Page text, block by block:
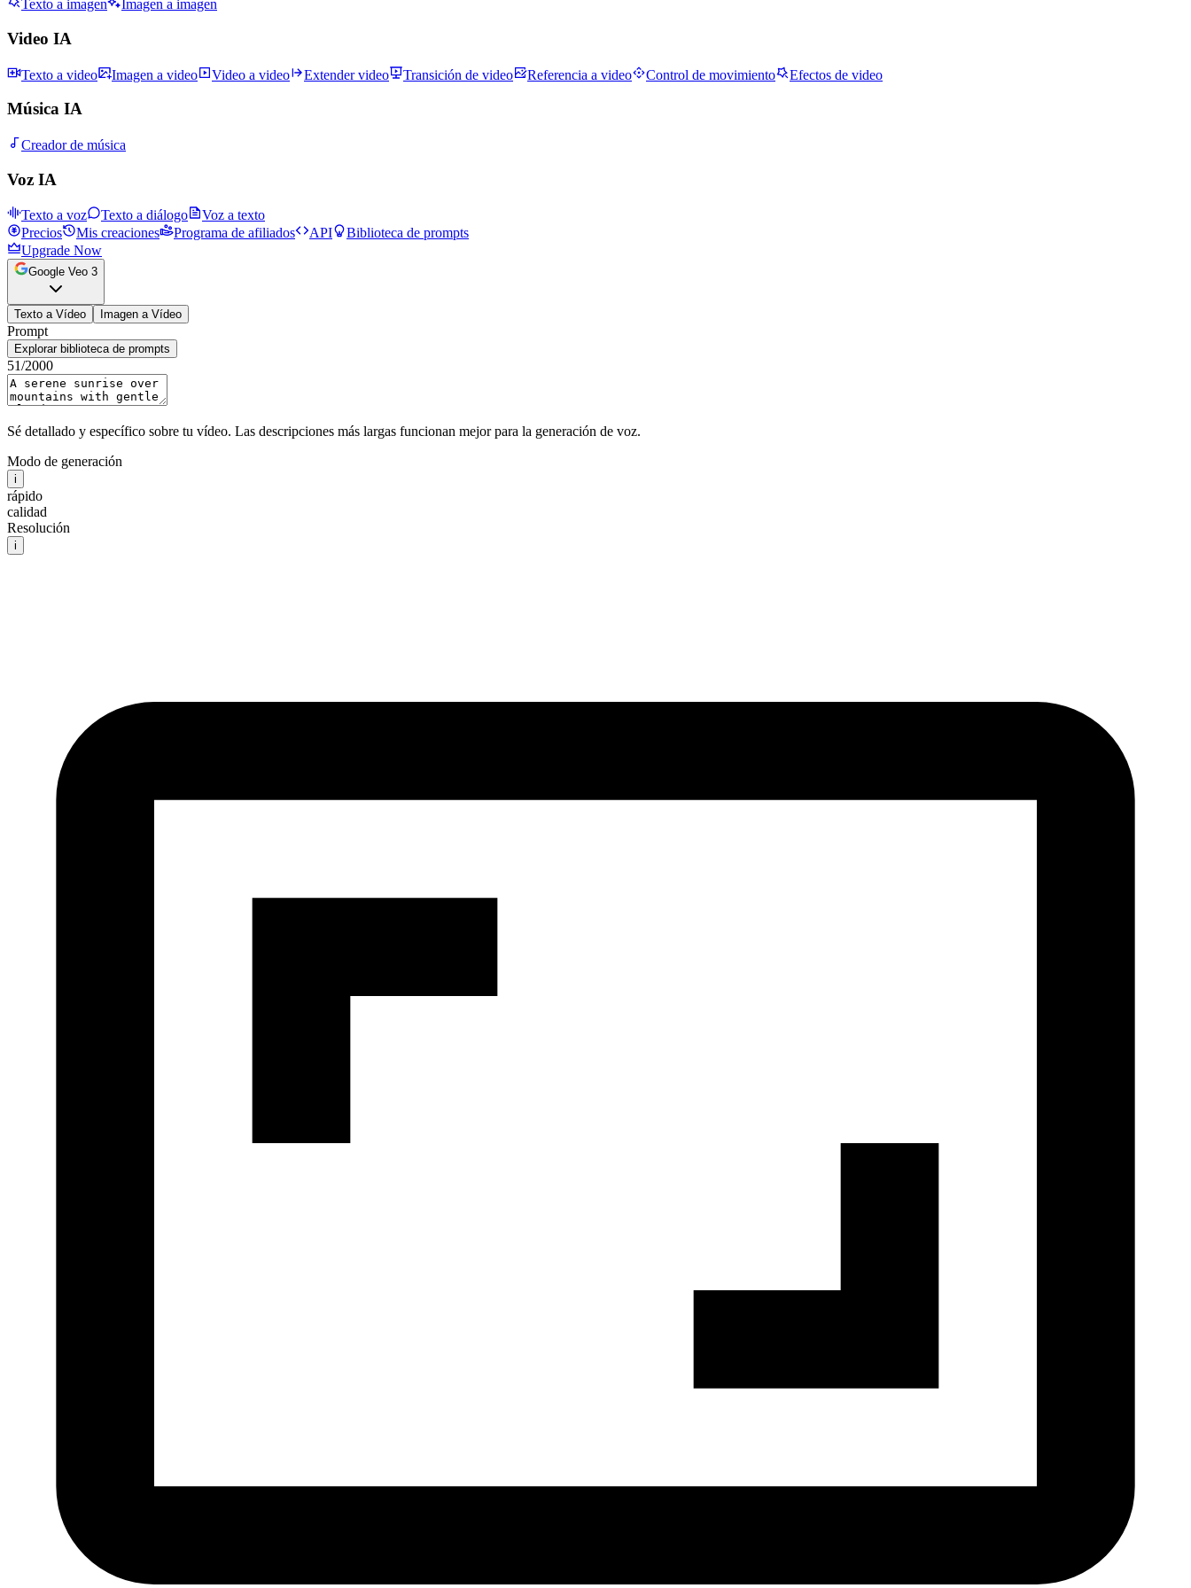
Texto a imagen Imagen a imagen
Video IA
Texto a video Imagen a video Video a video Extender video Transición de video Referencia a video Control de movimiento Efectos de video
Música IA
Creador de música
Voz IA
Texto a voz Texto a diálogo
Voz a texto
Precios
Mis creaciones Programa de afiliados API
Biblioteca de prompts
Upgrade Now
Google Veo 3
Texto a Vídeo Imagen a Vídeo
Prompt
Explorar biblioteca de prompts
51/2000
Sé detallado y específico sobre tu vídeo. Las descripciones más largas funcionan mejor para la generación de voz.
Modo de generación
i
rápido
calidad
Resolución
i